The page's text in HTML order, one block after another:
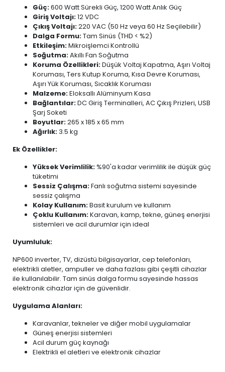
Güç:600 Watt Sürekli Güç, 1200 Watt Anlık Güç
Giriş Voltajı:12 VDC
Çıkış Voltajı:220 VAC (50 Hz veya 60 Hz Seçilebilir)
Dalga Formu:Tam Sinüs (THD < %2)
Etkileşim:Mikroişlemci Kontrollü
Soğutma:Akıllı Fan Soğutma
Koruma Özellikleri:Düşük Voltaj Kapatma, Aşırı Voltaj
Koruması, Ters Kutup Koruma, Kısa Devre Koruması,
Aşırı Yük Koruması, Sıcaklık Koruması
Malzeme:Eloksallı Alüminyum Kasa
Bağlantılar:DC Giriş Terminalleri, AC Çıkış Prizleri, USB
Şarj Soketi
Boyutlar:265 x 185 x 65 mm
Ağırlık:3.5 kg
Ek Özellikler:
Yüksek Verimlilik: %90'a kadar verimlilik ile düşük güç
tüketimi
Sessiz Çalışma:Fanlı soğutma sistemi sayesinde
sessiz çalışma
Kolay Kullanım:Basit kurulum ve kullanım
Çoklu Kullanım:Karavan, kamp, ​​tekne, güneş enerjisi
sistemleri ve acil durumlar için ideal
Uyumluluk:
NP600 inverter, TV, dizüstü bilgisayarlar, cep telefonları,
elektrikli aletler, ampuller ve daha fazlası gibi çeşitli cihazlar
ile kullanılabilir. Tam sinüs dalga formu sayesinde hassas
elektronik cihazlar için de güvenlidir.
Uygulama Alanları:
Karavanlar, tekneler ve diğer mobil uygulamalar
Güneş enerjisi sistemleri
Acil durum güç kaynağı
Elektrikli el aletleri ve elektronik cihazlar